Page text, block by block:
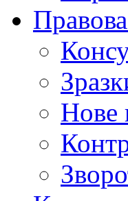
Нове